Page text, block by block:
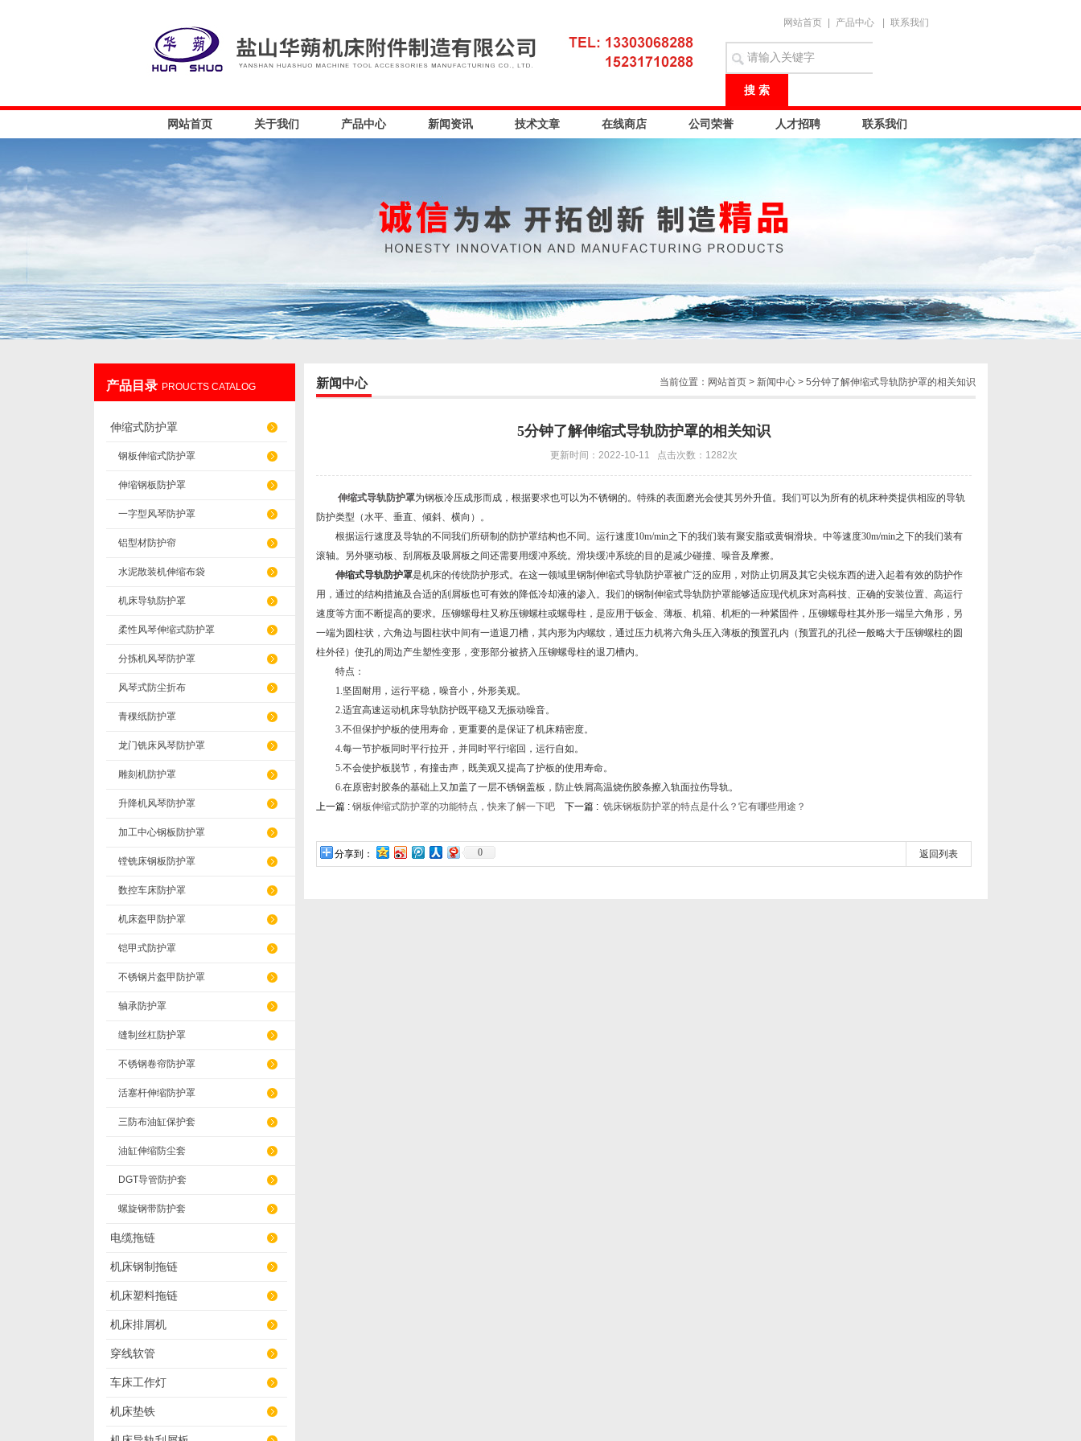
盐山华蒴机床附件制造有限公司
网站首页 产品中心 联系我们
网站首页 关于我们 产品中心 新闻资讯 技术文章 在线商店 公司荣誉 人才招聘 联系我们
产品目录 PROUCTS CATALOG
伸缩式防护罩
钢板伸缩式防护罩
伸缩钢板防护罩
一字型风琴防护罩
铝型材防护帘
水泥散装机伸缩布袋
机床导轨防护罩
柔性风琴伸缩式防护罩
分拣机风琴防护罩
风琴式防尘折布
青稞纸防护罩
龙门铣床风琴防护罩
雕刻机防护罩
升降机风琴防护罩
加工中心钢板防护罩
镗铣床钢板防护罩
数控车床防护罩
机床盔甲防护罩
铠甲式防护罩
不锈钢片盔甲防护罩
轴承防护罩
缝制丝杠防护罩
不锈钢卷帘防护罩
活塞杆伸缩防护罩
三防布油缸保护套
油缸伸缩防尘套
DGT导管防护套
螺旋钢带防护套
电缆拖链
机床钢制拖链
机床塑料拖链
机床排屑机
穿线软管
车床工作灯
机床垫铁
当前位置： 网站首页> 新闻中心> 5分钟了解伸缩式导轨防护罩的相关知识
新闻中心
5分钟了解伸缩式导轨防护罩的相关知识
更新时间：2022-10-11 点击次数：1282次
伸缩式导轨防护罩为钢板冷压成形而成，根据要求也可以为不锈钢的。特殊的表面磨光会使其另外升值。我们可以为所有的机床种类提供相应的导轨
防护类型（水平、垂直、倾斜、横向）。
根据运行速度及导轨的不同我们所研制的防护罩结构也不同。运行速度10m/min之下的我们装有聚安脂或黄铜滑块。中等速度30m/min之下的我们装有
滚轴。另外驱动板、刮屑板及吸屑板之间还需要用缓冲系统。滑块缓冲系统的目的是减少碰撞、噪音及摩擦。
伸缩式导轨防护罩是机床的传统防护形式。在这一领域里钢制伸缩式导轨防护罩被广泛的应用，对防止切屑及其它尖锐东西的进入起着有效的防护作
用，通过的结构措施及合适的刮屑板也可有效的降低冷却液的渗入。我们的钢制伸缩式导轨防护罩能够适应现代机床对高科技、正确的安装位置、高运行
速度等方面不断提高的要求。压铆螺母柱又称压铆螺柱或螺母柱，是应用于钣金、薄板、机箱、机柜的一种紧固件，压铆螺母柱其外形一端呈六角形，另
一端为圆柱状，六角边与圆柱状中间有一道退刀槽，其内形为内螺纹，通过压力机将六角头压入薄板的预置孔内（预置孔的孔径一般略大于压铆螺柱的圆
柱外径）使孔的周边产生塑性变形，变形部分被挤入压铆螺母柱的退刀槽内。
特点：
1.坚固耐用，运行平稳，噪音小，外形美观。
2.适宜高速运动机床导轨防护既平稳又无振动噪音。
3.不但保护护板的使用寿命，更重要的是保证了机床精密度。
4.每一节护板同时平行拉开，并同时平行缩回，运行自如。
5.不会使护板脱节，有撞击声，既美观又提高了护板的使用寿命。
6.在原密封胶条的基础上又加盖了一层不锈钢盖板，防止铁屑高温烧伤胶条擦入轨面拉伤导轨。
上一篇 : 钢板伸缩式防护罩的功能特点，快来了解一下吧下一篇 : 铣床钢板防护罩的特点是什么？它有哪些用途？
分享到： 0 返回列表